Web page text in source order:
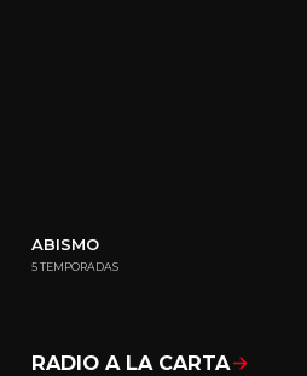
ABISMO
5 TEMPORADAS
RADIO A LA CARTAMostrar todo